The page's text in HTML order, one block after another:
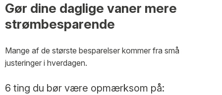
Gør dine daglige vaner mere
strømbesparende
Mange af de største besparelser kommer fra små
justeringer i hverdagen.
6 ting du bør være opmærksom på: